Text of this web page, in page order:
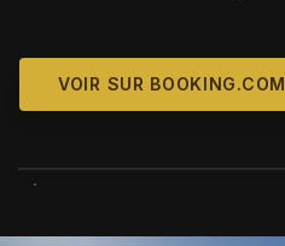
VOIR SUR BOOKING.COM